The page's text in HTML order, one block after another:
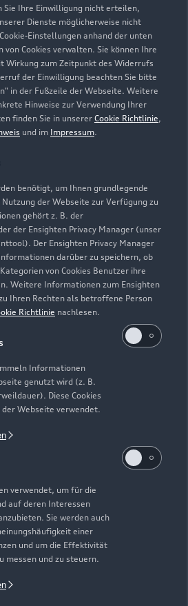
Sie Ihre Einwilligung nicht erteilen,
Dienste möglicherweise nicht
Einstellungen anhand der unten
Cookies verwalten. Sie können Ihre
Wirkung zum Zeitpunkt des Widerrufs
der Einwilligung beachten Sie bitte
in der Fußzeile der Webseite. Weitere
Hinweise zur Verwendung Ihrer
finden Sie in unserer Cookie Richtlinie,
und im Impressum.
benötigt, um Ihnen grundlegende
der Webseite zur Verfügung zu
gehört z. B. der
der Ensighten Privacy Manager (unser
Der Ensighten Privacy Manager
darüber zu speichern, ob
von Cookies Benutzer ihre
Weitere Informationen zum Ensighten
Ihren Rechten als betroffene Person
Richtlinie nachlesen.
Informationen
genutzt wird (z. B.
Diese Cookies
Webseite verwendet.
verwendet, um für die
auf deren Interessen
Sie werden auch
einer
und um die Effektivität
messen und zu steuern.
Zurück nach oben